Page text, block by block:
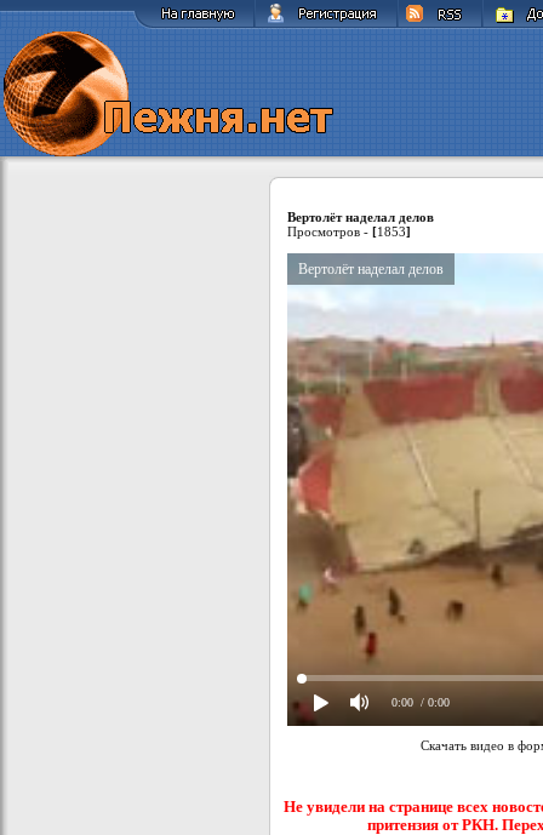
Вертолёт наделал делов
Просмотров - [1853]
Вертолёт наделал делов
0:00 / 0:00
Скачать видео в
Не увидели на странице всех
притензия от РКН.